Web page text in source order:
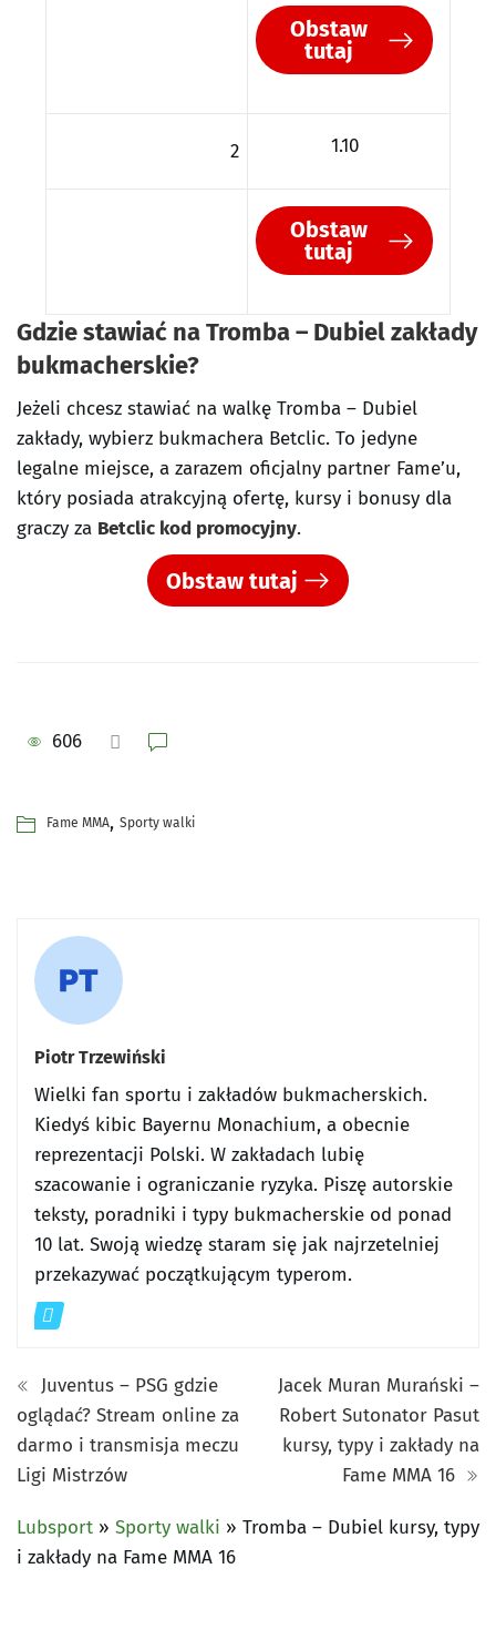
Obstaw
tutaj
2 1.10
Obstaw
tutaj
Gdzie stawiać na Tromba – Dubiel zakłady
bukmacherskie?
Jeżeli chcesz stawiać na walkę Tromba – Dubiel
zakłady, wybierz bukmachera Betclic. To jedyne
legalne miejsce, a zarazem oficjalny partner Fame’u,
który posiada atrakcyjną ofertę, kursy i bonusy dla
graczy za Betclic kod promocyjny.
Obstaw tutaj
606
Fame MMA, Sporty walki
Piotr Trzewiński
Wielki fan sportu i zakładów bukmacherskich.
Kiedyś kibic Bayernu Monachium, a obecnie
reprezentacji Polski. W zakładach lubię
szacowanie i ograniczanie ryzyka. Piszę autorskie
teksty, poradniki i typy bukmacherskie od ponad
10 lat. Swoją wiedzę staram się jak najrzetelniej
przekazywać początkującym typerom.
Juventus – PSG gdzie
oglądać? Stream online za
darmo i transmisja meczu
Ligi Mistrzów
Jacek Muran Murański –
Robert Sutonator Pasut
kursy, typy i zakłady na
Fame MMA 16
Lubsport » Sporty walki » Tromba – Dubiel kursy, typy
i zakłady na Fame MMA 16